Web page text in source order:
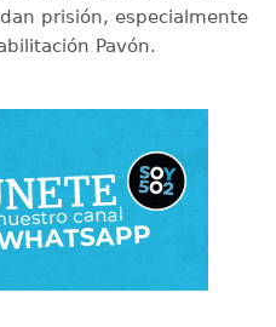
prisión, especialmente
Pavón.